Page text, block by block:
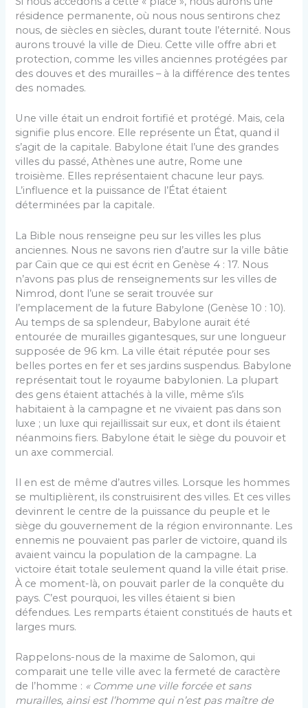
résidence permanente, où nous nous sentirons chez
nous, de siècles en siècles, durant toute l’éternité. Nous
aurons trouvé la ville de Dieu. Cette ville offre abri et
protection, comme les villes anciennes protégées par
des douves et des murailles – à la différence des tentes
des nomades.
Une ville était un endroit fortifié et protégé. Mais, cela
signifie plus encore. Elle représente un État, quand il
s’agit de la capitale. Babylone était l’une des grandes
villes du passé, Athènes une autre, Rome une
troisième. Elles représentaient chacune leur pays.
L’influence et la puissance de l’État étaient
déterminées par la capitale.
La Bible nous renseigne peu sur les villes les plus
anciennes. Nous ne savons rien d’autre sur la ville bâtie
par Caïn que ce qui est écrit en Genèse 4 : 17. Nous
n’avons pas plus de renseignements sur les villes de
Nimrod, dont l’une se serait trouvée sur
l’emplacement de la future Babylone (Genèse 10 : 10).
Au temps de sa splendeur, Babylone aurait été
entourée de murailles gigantesques, sur une longueur
supposée de 96 km. La ville était réputée pour ses
belles portes en fer et ses jardins suspendus. Babylone
représentait tout le royaume babylonien. La plupart
des gens étaient attachés à la ville, même s’ils
habitaient à la campagne et ne vivaient pas dans son
luxe ; un luxe qui rejaillissait sur eux, et dont ils étaient
néanmoins fiers. Babylone était le siège du pouvoir et
un axe commercial.
Il en est de même d’autres villes. Lorsque les hommes
se multiplièrent, ils construisirent des villes. Et ces villes
devinrent le centre de la puissance du peuple et le
siège du gouvernement de la région environnante. Les
ennemis ne pouvaient pas parler de victoire, quand ils
avaient vaincu la population de la campagne. La
victoire était totale seulement quand la ville était prise.
À ce moment-là, on pouvait parler de la conquête du
pays. C’est pourquoi, les villes étaient si bien
défendues. Les remparts étaient constitués de hauts et
larges murs.
Rappelons-nous de la maxime de Salomon, qui
comparait une telle ville avec la fermeté de caractère
de l’homme : « Comme une ville forcée et sans
murailles, ainsi est l’homme qui n’est pas maître de